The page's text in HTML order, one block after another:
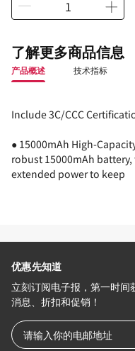
了解更多商品信息
产品概述 技术指标
Include 3C/CCC
● 15000mAh High-
robust 15000mAh
extended power to keep
优惠先知道
立刻订阅电子报，第一时
消息、折扣和促销！